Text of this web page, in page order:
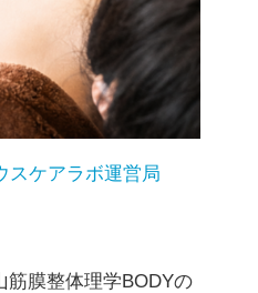
スケアラボ運営局
筋膜整体理学BODYの